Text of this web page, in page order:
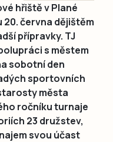
hřiště v Plané
června dějištěm
přípravky. TJ
s městem
sobotní den
sportovních
města
ročníku turnaje
23 družstev,
svou účast